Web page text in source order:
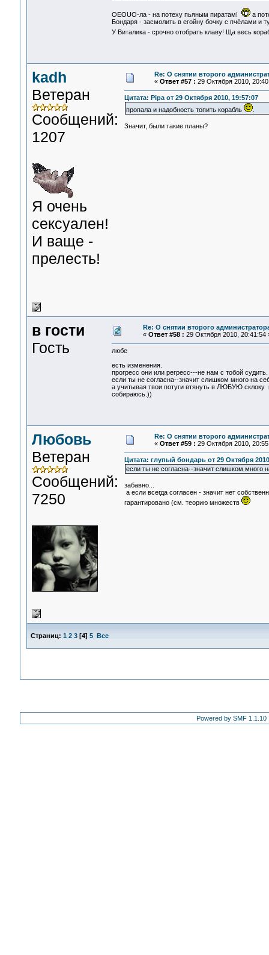
OEOUO-ла - на потеху пьяным пиратам!
а
Бондаря - засмолить в егойну бочку с пчёлами и
У Виталика - срочно отобрать клаву! Ща весь
kadh
Ветеран
Сообщений:
1207
Я очень
сексуален!
И ваще -
прелесть!
Re: О снятии второго
« Ответ #57 : 29 Октября 2010,
Цитата: Pipa от 29 Октября 2010, 19:57:07
пропала и надобность топить корабль
.
Значит, были такие планы?
в гости
Гость
Re: О снятии второго
« Ответ #58 : 29 Октября 2010, 20:41:54
любе
есть изменения.
прогресс они или регресс---не нам с тобой судить.
если ты не согласна--значит слишком много на
а учитывая твои потуги втянуть в ЛЮБУЮ склоку
собираюсь.))
Любовь
Ветеран
Сообщений:
7250
Re: О снятии второго
« Ответ #59 : 29 Октября 2010,
Цитата: глупый бондарь от 29 Октября
если ты не согласна--значит слишком много
забавно...
а если всегда согласен - значит нет
гарантировано (см. теорию множеств
Страниц: 1 2 3[4] 5 Все
Powered by SMF 1.1.10